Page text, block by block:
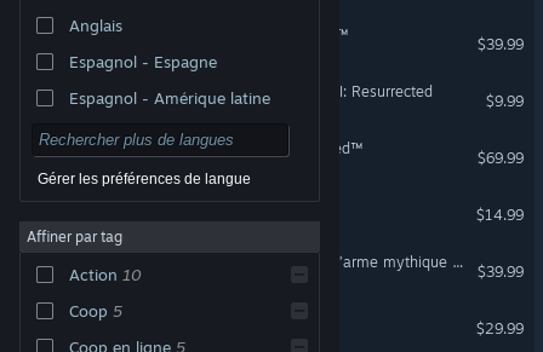
Anglais
Espagnol - Espagne
Espagnol - Amérique latine
Gérer les préférences de langue
Affiner par tag
Action 10
Coop 5
Coop en ligne 5
Diablo® IV: Lord of Hatred™
$39.99
Bande originale de Diablo II: Resurrected
$9.99
Diablo® IV: Vessel of Hatred™
$69.99
Overwatch® - Lot Invasion
$14.99
Overwatch® : lot modèle d’arme mythique complet pour Hanzo
$39.99
$29.99